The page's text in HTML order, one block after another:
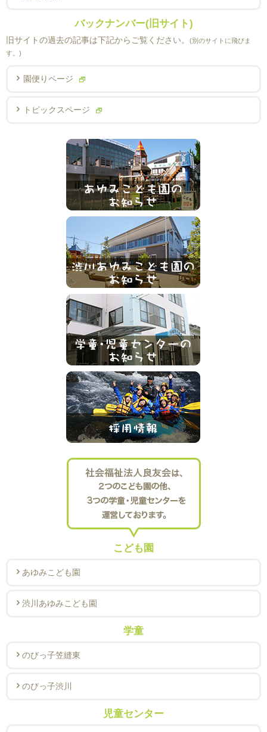
バックナンバー(旧サイト)
旧サイトの過去の記事は下記からご覧ください。
(別のサイトに飛びま
す。)
園便りページ
トピックスページ
こども園
あゆみこども園
渋川あゆみこども園
学童
のびっ子笠縫東
のびっ子渋川
児童センター